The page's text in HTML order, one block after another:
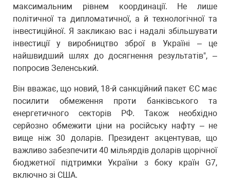
максимальним рівнем координації. Не лише
політичної та дипломатичної, а й технологічної та
інвестиційної. Я закликаю вас і надалі збільшувати
інвестиції у виробництво зброї в Україні – це
найшвидший шлях до досягнення результатів", –
попросив Зеленський.
Він вважає, що новий, 18-й санкційний пакет ЄС має
посилити обмеження проти банківського та
енергетичного секторів РФ. Також необхідно
серйозно обмежити ціни на російську нафту – не
вище ніж 30 доларів. Президент акцентував, що
важливо забезпечити 40 мільярдів доларів щорічної
бюджетної підтримки України з боку країн G7,
включно зі США.